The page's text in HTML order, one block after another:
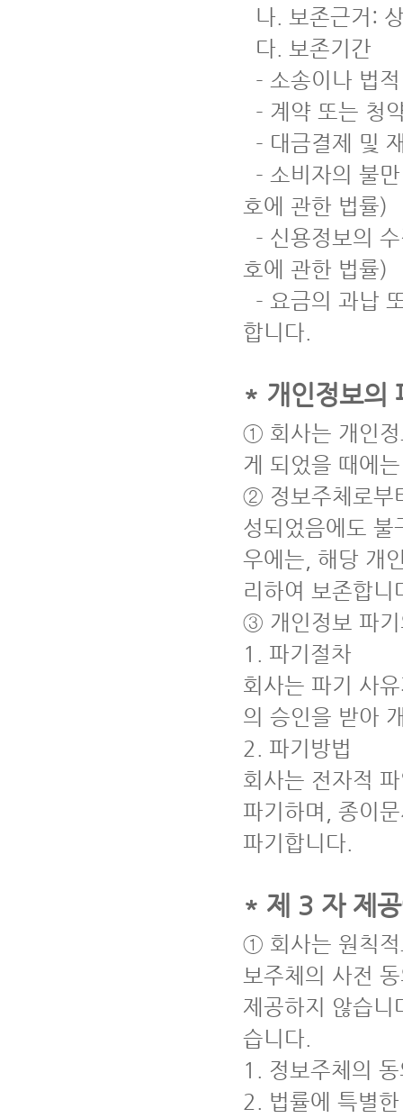
나. 보존근거:
다. 보존기간
- 소송이나 법
- 계약 또는 청
- 대금결제 및
- 소비자의 불
호에 관한 법률)
- 신용정보의
호에 관한 법률)
- 요금의 과납
합니다.
* 개인정보의
① 회사는 개인정
게 되었을 때에
② 정보주체로부
성되었음에도
우에는, 해당 개
리하여 보존합니
③ 개인정보 파기
1. 파기절차
회사는 파기 사
의 승인을 받아
2. 파기방법
회사는 전자적
파기하며, 종이
파기합니다.
* 제 3 자 제
① 회사는 원칙
보주체의 사전
제공하지 않습
습니다.
1. 정보주체의
2. 법률에 특별